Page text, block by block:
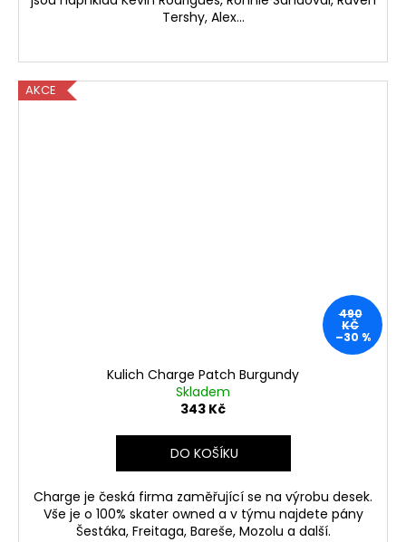
Tershy, Alex...
AKCE
490
KČ
–30 %
Kulich Charge Patch Burgundy
Skladem
343 Kč
DO KOŠÍKU
Charge je česká firma zaměřující se na výrobu desek.
Vše je o 100% skater owned a v týmu najdete pány
Šestáka, Freitaga, Bareše, Mozolu a další.